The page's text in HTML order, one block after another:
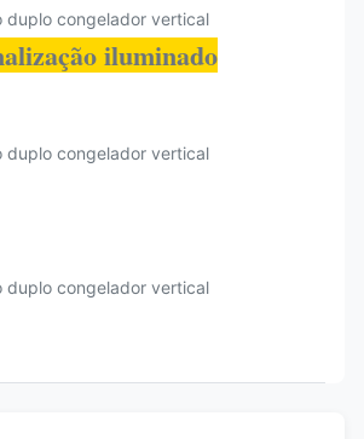
iluminado